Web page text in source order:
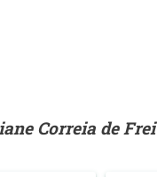
Correia de